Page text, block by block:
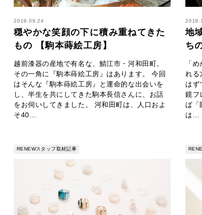
2019.09.24
穏やかな笑顔の下に積み重ねてきた
もの 【駒本蒔絵工房】
越前漆器の産地で有名な、鯖江市・河和田町。
その一角に『駒本蒔絵工房』はあります。 今回
はそんな『駒本蒔絵工房』と運命的な出会いを
し、半生を共にしてきた駒本長信さんに、お話
をお伺いしてきました。 河和田町は、人口およ
そ40…
地
ち
「
れる
はず
鏡フ
ば「
は…
RENEWスタッフ取材記事